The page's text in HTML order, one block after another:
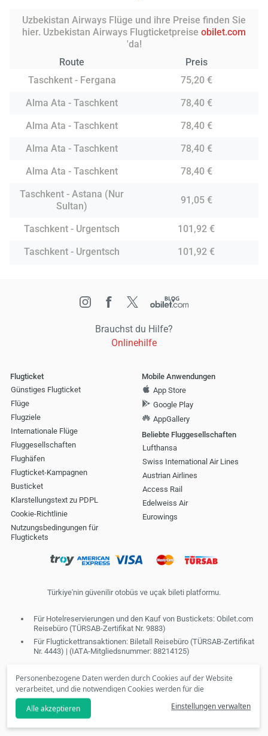
Personenbezogene Daten werden durch Cookies auf der Website
verarbeitet, und die notwendigen Cookies werden für die
Bereitstellung von Diensten der Informationsgesellschaft
verwendet. In Übereinstimmung mit Ihren Präferenzen können wir
Ihnen keine personalisierten Cookies und speziellen Kampagnen zur
Verfügung stellen, wenn Sie die Option"Ablehnen"anklicken. Bitte
Alle akzeptieren Einstellungen verwalten
Uzbekistan Airways Flüge und ihre Preise finden Sie
hier. Uzbekistan Airways Flugticketpreise obilet.com
'da!
Route
Preis
Taschkent - Fergana
75,20 €
Alma Ata - Taschkent
78,40 €
Alma Ata - Taschkent
78,40 €
Alma Ata - Taschkent
78,40 €
Alma Ata - Taschkent
78,40 €
Taschkent - Astana (Nur
Sultan)
91,05 €
Taschkent - Urgentsch
101,92 €
Taschkent - Urgentsch
101,92 €
Brauchst du Hilfe?
Onlinehilfe
Flugticket
Günstiges Flugticket
Flüge
Flugziele
Internationale Flüge
Fluggesellschaften
Flughäfen
Flugticket-Kampagnen
Busticket
Klarstellungstext zu PDPL
Cookie-Richtlinie
Nutzungsbedingungen für
Flugtickets
Mobile Anwendungen
App Store
Google Play
AppGallery
Beliebte Fluggesellschaften
Lufthansa
Swiss International Air Lines
Austrian Airlines
Access Rail
Edelweiss Air
Eurowings
Türkiye'nin güvenilir otobüs ve uçak bileti platformu.
Für Hotelreservierungen und den Kauf von Bustickets: Obilet.com
Reisebüro (TÜRSAB-Zertifikat Nr. 9883)
Für Flugtickettransaktionen: Biletall Reisebüro (TÜRSAB-Zertifikat
Nr. 4443) | (IATA-Mitgliedsnummer: 88214125)